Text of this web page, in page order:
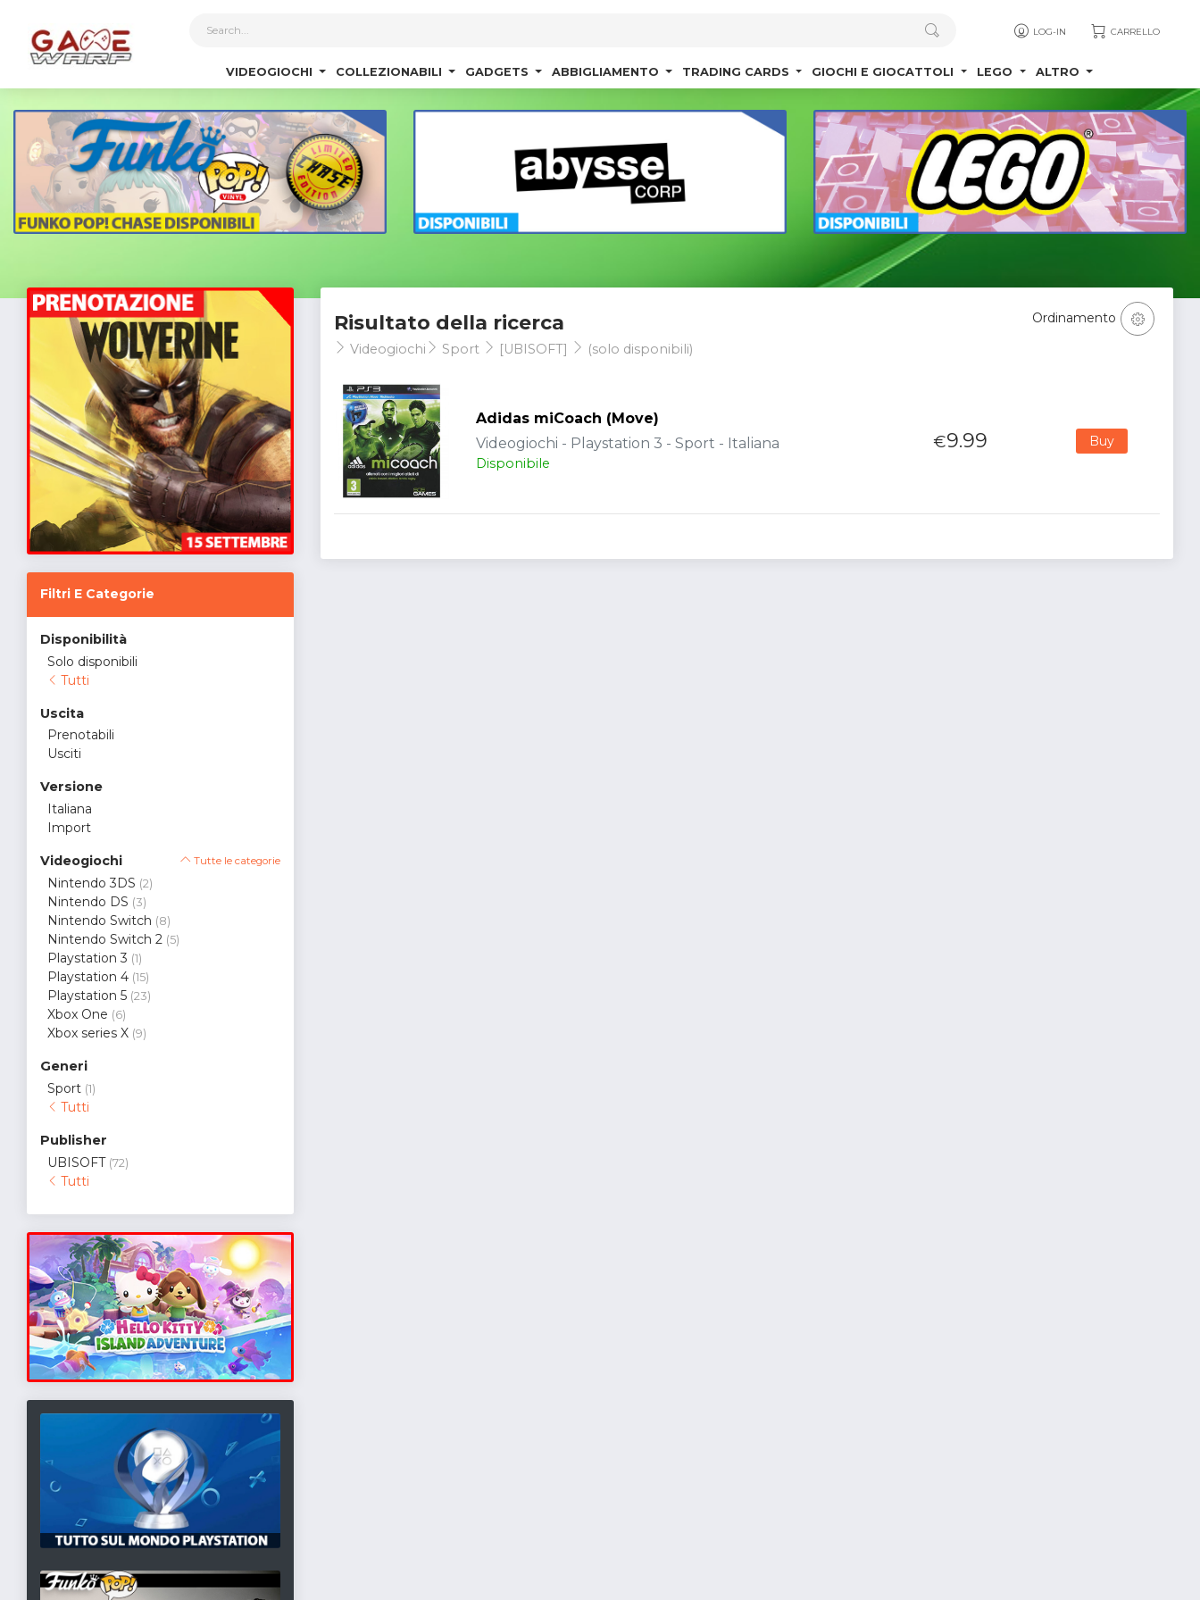
LOG-IN CARRELLO
VIDEOGIOCHI COLLEZIONABILI GADGETS ABBIGLIAMENTO TRADING CARDS GIOCHI E GIOCATTOLI LEGO ALTRO
Filtri E Categorie
Disponibilità
Solo disponibili
Tutti
Uscita
Prenotabili
Usciti
Versione
Italiana
Import
Videogiochi Tutte le categorie
Nintendo 3DS (2)
Nintendo DS (3)
Nintendo Switch (8)
Nintendo Switch 2 (5)
Playstation 3 (1)
Playstation 4 (15)
Playstation 5 (23)
Xbox One (6)
Xbox series X (9)
Generi
Sport (1)
Tutti
Publisher
UBISOFT (72)
Tutti
Risultato della ricerca
Videogiochi Sport [UBISOFT] (solo disponibili)
Ordinamento
Adidas miCoach (Move)
Videogiochi - Playstation 3 - Sport - Italiana
Disponibile
€9.99 Buy